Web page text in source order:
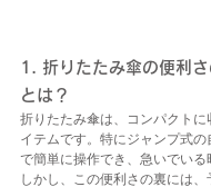
1. 折りたたみ傘の便利
とは？
折りたたみ傘は、コンパクトに
イテムです。特にジャンプ式
で簡単に操作でき、急いでいる
しかし、この便利さの裏には